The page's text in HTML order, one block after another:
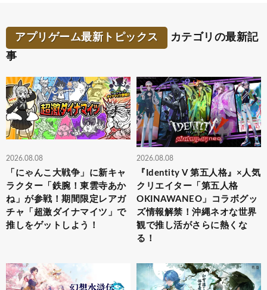
アプリゲーム最新トピックス
カテゴリの最新記
事
2026.08.08
「にゃんこ大戦争」に新キャ
ラクター「鉄腕！東雲寺あか
ね」が参戦！期間限定レアガ
チャ「超激ダイナマイツ」で
推しをゲットしよう！
2026.08.08
『Identity V 第五人格』×人気
クリエイター「第五人格
OKINAWANEO」コラボグッ
ズ情報解禁！沖縄ネオな世界
観で推し活がさらに熱くな
る！